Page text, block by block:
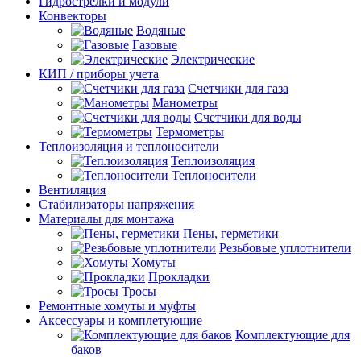
Конвекторы
Водяные
Газовые
Электрические
КИП / приборы учета
Счетчики для газа
Манометры
Счетчики для воды
Термометры
Теплоизоляция и теплоносители
Теплоизоляция
Теплоносители
Вентиляция
Стабилизаторы напряжения
Материалы для монтажа
Пены, герметики
Резьбовые уплотнители
Хомуты
Прокладки
Тросы
Ремонтные хомуты и муфты
Аксессуары и комплетующие
Комплектующие для
баков